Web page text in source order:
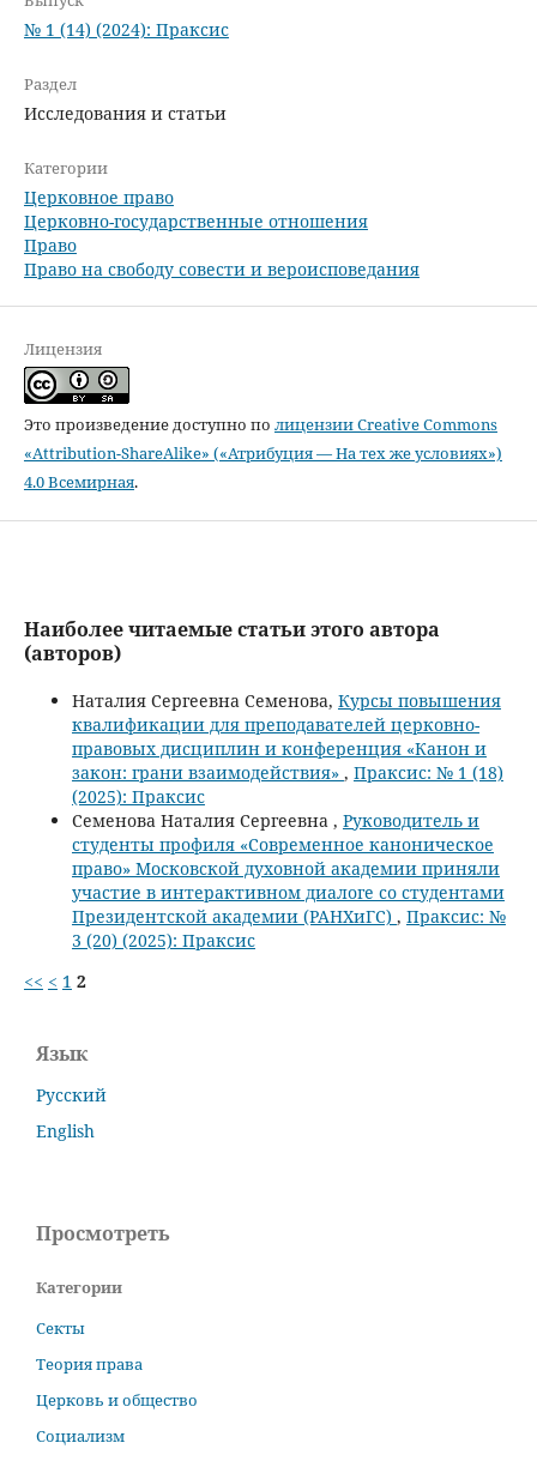
№ 1 (14) (2024): Праксис
Раздел
Исследования и статьи
Категории
Церковное право
Церковно-государственные отношения
Право
Право на свободу совести и вероисповедания
Лицензия
Это произведение доступно по лицензии Creative Commons
«Attribution-ShareAlike» («Атрибуция — На тех же условиях»)
4.0 Всемирная.
Наиболее читаемые статьи этого автора
(авторов)
Наталия Сергеевна Семенова, Курсы повышения
квалификации для преподавателей церковно-
правовых дисциплин и конференция «Канон и
закон: грани взаимодействия» , Праксис: № 1 (18)
(2025): Праксис
Семенова Наталия Сергеевна , Руководитель и
студенты профиля «Современное каноническое
право» Московской духовной академии приняли
участие в интерактивном диалоге со студентами
Президентской академии (РАНХиГС) , Праксис: №
3 (20) (2025): Праксис
<< < 1 2
Язык
Русский
English
Просмотреть
Категории
Секты
Теория права
Церковь и общество
Социализм